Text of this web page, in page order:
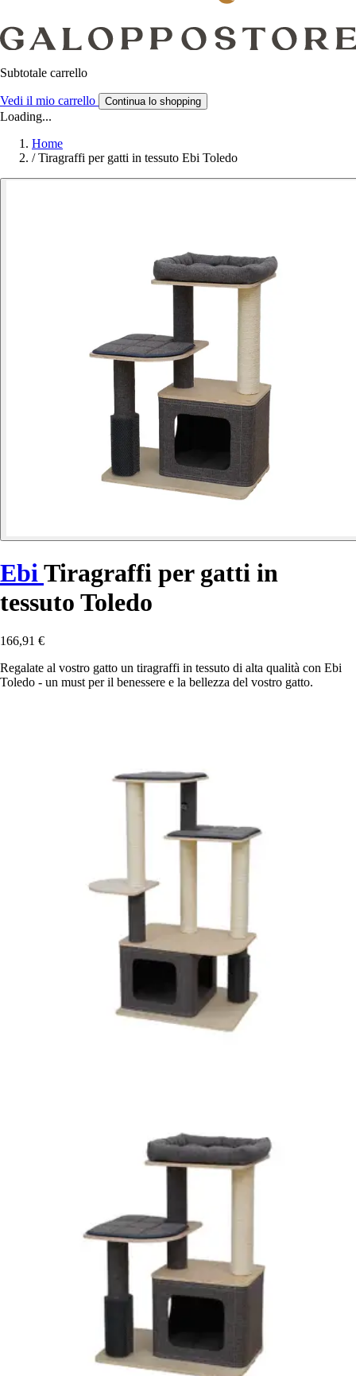
Subtotale carrello
Vedi il mio carrello Continua lo shopping
Loading...
Home
/ Tiragraffi per gatti in tessuto Ebi Toledo
Ebi Tiragraffi per gatti in
tessuto Toledo
166,91 €
Regalate al vostro gatto un tiragraffi in tessuto di alta qualità con Ebi
Toledo - un must per il benessere e la bellezza del vostro gatto.